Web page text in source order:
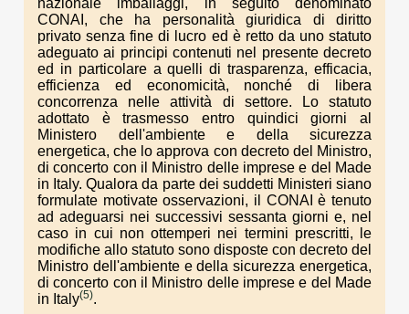
CONAI, che ha personalità giuridica di diritto
privato senza fine di lucro ed è retto da uno statuto
adeguato ai principi contenuti nel presente decreto
ed in particolare a quelli di trasparenza, efficacia,
efficienza ed economicità, nonché di libera
concorrenza nelle attività di settore. Lo statuto
adottato è trasmesso entro quindici giorni al
Ministero dell'ambiente e della sicurezza
energetica, che lo approva con decreto del Ministro,
di concerto con il Ministro delle imprese e del Made
in Italy. Qualora da parte dei suddetti Ministeri siano
formulate motivate osservazioni, il CONAI è tenuto
ad adeguarsi nei successivi sessanta giorni e, nel
caso in cui non ottemperi nei termini prescritti, le
modifiche allo statuto sono disposte con decreto del
Ministro dell'ambiente e della sicurezza energetica,
di concerto con il Ministro delle imprese e del Made
in Italy(5).